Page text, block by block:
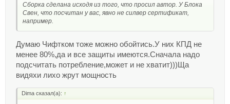
Сборка сделана исходя из того, что просил автор. У Блока
Свен, что посчитан у вас, явно не силвер сертификат,
например.
Думаю Чифтком тоже можно обойтись.У них КПД не
менее 80%,да и все защиты имеются.Сначала надо
подсчитать потребление,может и не хватит)))Ща
видяхи лихо жрут мощность
Dima сказал(а): ↑